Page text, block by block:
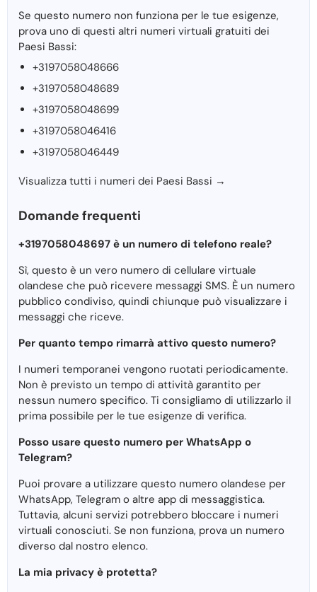
Se questo numero non funziona per le tue esigenze,
prova uno di questi altri numeri virtuali gratuiti dei
Paesi Bassi:
+3197058048666
+3197058048689
+3197058048699
+3197058046416
+3197058046449
Visualizza tutti i numeri dei Paesi Bassi →
Domande frequenti
+3197058048697 è un numero di telefono reale?
Sì, questo è un vero numero di cellulare virtuale
olandese che può ricevere messaggi SMS. È un numero
pubblico condiviso, quindi chiunque può visualizzare i
messaggi che riceve.
Per quanto tempo rimarrà attivo questo numero?
I numeri temporanei vengono ruotati periodicamente.
Non è previsto un tempo di attività garantito per
nessun numero specifico. Ti consigliamo di utilizzarlo il
prima possibile per le tue esigenze di verifica.
Posso usare questo numero per WhatsApp o
Telegram?
Puoi provare a utilizzare questo numero olandese per
WhatsApp, Telegram o altre app di messaggistica.
Tuttavia, alcuni servizi potrebbero bloccare i numeri
virtuali conosciuti. Se non funziona, prova un numero
diverso dal nostro elenco.
La mia privacy è protetta?